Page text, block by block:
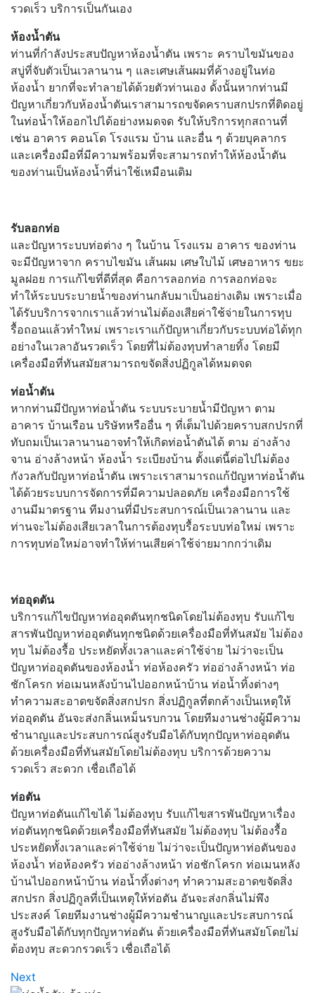
รวดเร็ว บริการเป็นกันเอง
ห้องน้ำตัน
ท่านที่กำลังประสบปัญหาห้องน้ำตัน เพราะ คราบไขมันของ
สบู่ที่จับตัวเป็นเวลานาน ๆ และเศษเส้นผมที่ค้างอยู่ในท่อ
ห้องน้ำ ยากที่จะทำลายได้ด้วยตัวท่านเอง ดั้งนั้นหากท่านมี
ปัญหาเกี่ยวกับห้องน้ำตันเราสามารถขจัดคราบสกปรกที่ติดอยู่
ในท่อน้ำให้ออกไปได้อย่างหมดจด รับให้บริการทุกสถานที่
เช่น อาคาร คอนโด โรงแรม บ้าน และอื่น ๆ ด้วยบุคลากร
และเครื่องมือที่มีความพร้อมที่จะสามารถทำให้ห้องน้ำตัน
ของท่านเป็นห้องน้ำที่น่าใช้เหมือนเดิม
รับลอกท่อ
และปัญหาระบบท่อต่าง ๆ ในบ้าน โรงแรม อาคาร ของท่าน
จะมีปัญหาจาก คราบไขมัน เส้นผม เศษใบไม้ เศษอาหาร ขยะ
มูลฝอย การแก้ไขที่ดีที่สุด คือการลอกท่อ การลอกท่อจะ
ทำให้ระบบระบายน้ำของท่านกลับมาเป็นอย่างเดิม เพราะเมื่อ
ได้รับบริการจากเราแล้วท่านไม่ต้องเสียค่าใช้จ่ายในการทุบ
รื้อถอนแล้วทำใหม่ เพราะเราแก้ปัญหาเกี่ยวกับระบบท่อได้ทุก
อย่างในเวลาอันรวดเร็ว โดยที่ไม่ต้องทุบทำลายทิ้ง โดยมี
เครื่องมือที่ทันสมัยสามารถขจัดสิ่งปฏิกูลได้หมดจด
ท่อน้ำตัน
หากท่านมีปัญหาท่อน้ำตัน ระบบระบายน้ำมีปัญหา ตาม
อาคาร บ้านเรือน บริษัทหรืออื่น ๆ ที่เต็มไปด้วยคราบสกปรกที่
ทับถมเป็นเวลานานอาจทำให้เกิดท่อน้ำตันได้ ตาม อ่างล้าง
จาน อ่างล้างหน้า ห้องน้ำ ระเบียงบ้าน ตั้งแต่นี้ต่อไปไม่ต้อง
กังวลกับปัญหาท่อน้ำตัน เพราะเราสามารถแก้ปัญหาท่อน้ำตัน
ได้ด้วยระบบการจัดการที่มีความปลอดภัย เครื่องมือการใช้
งานมีมาตรฐาน ทีมงานที่มีประสบการณ์เป็นเวลานาน และ
ท่านจะไม่ต้องเสียเวลาในการต้องทุบรื้อระบบท่อใหม่ เพราะ
การทุบท่อใหม่อาจทำให้ท่านเสียค่าใช้จ่ายมากกว่าเดิม
ท่ออุดตัน
บริการแก้ไขปัญหาท่ออุดตันทุกชนิดโดยไม่ต้องทุบ รับแก้ไข
สารพันปัญหาท่ออุดตันทุกชนิดด้วยเครื่องมือที่ทันสมัย ไม่ต้อง
ทุบ ไม่ต้องรื้อ ประหยัดทั้งเวลาและค่าใช้จ่าย ไม่ว่าจะเป็น
ปัญหาท่ออุดตันของห้องน้ำ ท่อห้องครัว ท่ออ่างล้างหน้า ท่อ
ชักโครก ท่อเมนหลังบ้านไปออกหน้าบ้าน ท่อน้ำทิ้งต่างๆ
ทำความสะอาดขจัดสิ่งสกปรก สิ่งปฏิกูลที่ตกค้างเป็นเหตุให้
ท่ออุดตัน อันจะส่งกลิ่นเหม็นรบกวน โดยทีมงานช่างผู้มีความ
ชำนาญและประสบการณ์สูงรับมือได้กับทุกปัญหาท่ออุดตัน
ด้วยเครื่องมือที่ทันสมัยโดยไม่ต้องทุบ บริการด้วยความ
รวดเร็ว สะดวก เชื่อเถือได้
ท่อตัน
ปัญหาท่อตันแก้ไขได้ ไม่ต้องทุบ รับแก้ไขสารพันปัญหาเรื่อง
ท่อตันทุกชนิดด้วยเครื่องมือที่ทันสมัย ไม่ต้องทุบ ไม่ต้องรื้อ
ประหยัดทั้งเวลาและค่าใช้จ่าย ไม่ว่าจะเป็นปัญหาท่อตันของ
ห้องน้ำ ท่อห้องครัว ท่ออ่างล้างหน้า ท่อชักโครก ท่อเมนหลัง
บ้านไปออกหน้าบ้าน ท่อน้ำทิ้งต่างๆ ทำความสะอาดขจัดสิ่ง
สกปรก สิ่งปฏิกูลที่เป็นเหตุให้ท่อตัน อันจะส่งกลิ่นไม่พึง
ประสงค์ โดยทีมงานช่างผู้มีความชำนาญและประสบการณ์
สูงรับมือได้กับทุกปัญหาท่อตัน ด้วยเครื่องมือที่ทันสมัยโดยไม่
ต้องทุบ สะดวกรวดเร็ว เชื่อเถือได้
Post
Next
Next